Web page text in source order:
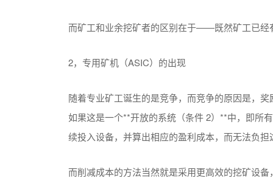
而矿工和业余挖矿者的区别在于——既然矿工已经
2，专用矿机（ASIC）的出现
随着专业矿工诞生的是竞争，而竞争的原因是，
如果这是一个**开放的系统（条件 2）**中，即所
续投入设备，并算出相应的盈利成本，而无法负
而削减成本的方法当然就是采用更高效的挖矿设